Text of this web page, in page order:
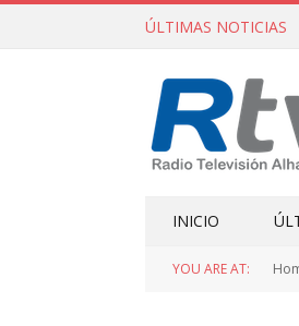
ÚLTIMAS NOTICIAS
INICIO
YOU ARE AT: